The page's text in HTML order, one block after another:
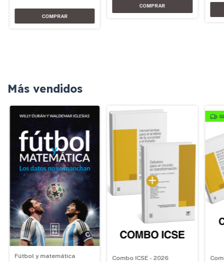
Más vendidos
Fútbol y matemática Combo ICSE - 2026